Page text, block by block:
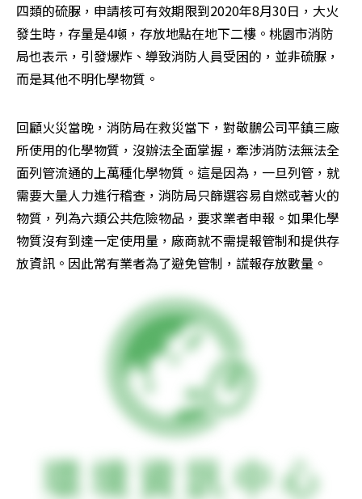
四類的硫脲，申請核可有效期限到2020年8月30日，大火
發生時，存量是4噸，存放地點在地下二樓。桃園市消防
局也表示，引發爆炸、導致消防人員受困的，並非硫脲，
而是其他不明化學物質。
回顧火災當晚，消防局在救災當下，對敬鵬公司平鎮三廠
所使用的化學物質，沒辦法全面掌握，牽涉消防法無法全
面列管流通的上萬種化學物質。這是因為，一旦列管，就
需要大量人力進行稽查，消防局只篩選容易自燃或著火的
物質，列為六類公共危險物品，要求業者申報。如果化學
物質沒有到達一定使用量，廠商就不需提報管制和提供存
放資訊。因此常有業者為了避免管制，謊報存放數量。